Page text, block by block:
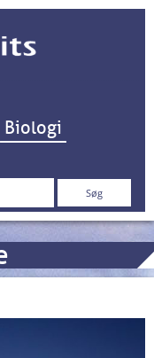
indhold
Biologi